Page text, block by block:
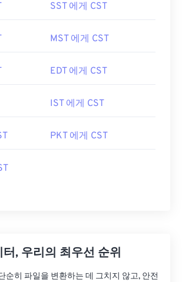
SST 에게 CST
MST 에게 CST
EDT 에게 CST
IST 에게 CST
PKT 에게 CST
, 우리의 최우선 순위
순히 파일을 변환하는 데 그치지 않고, 안전